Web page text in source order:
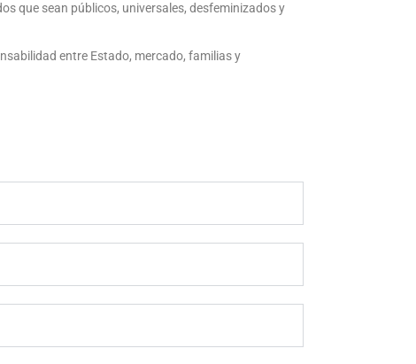
que sean públicos, universales, desfeminizados y
entre Estado, mercado, familias y